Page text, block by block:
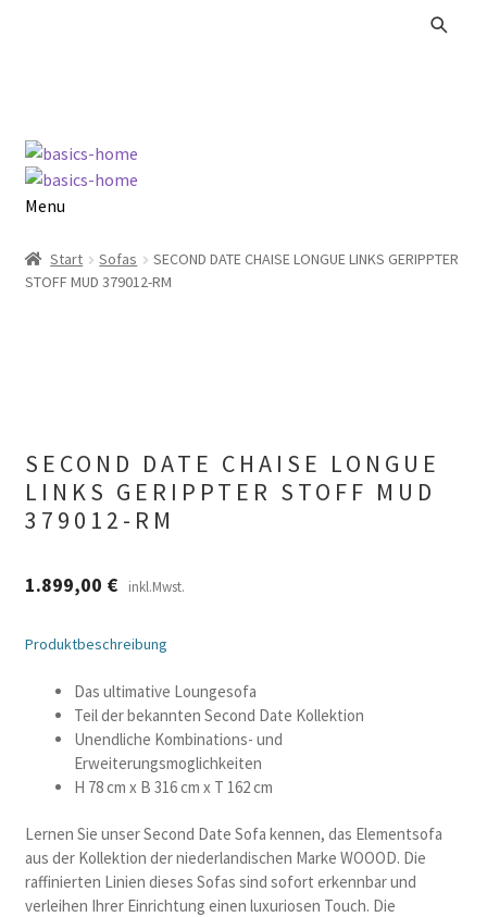
Zur
Navigation
springen
Zum
Inhalt
springen
Menu
Alle Produkte
Summer Sale
Start Sofas
SECOND DATE CHAISE LONGUE LINKS GERIPPTER
STOFF MUD 379012-RM
SECOND DATE CHAISE LONGUE
LINKS GERIPPTER STOFF MUD
379012-RM
1.899,00 € inkl.Mwst.
Produktbeschreibung
Das ultimative Loungesofa
Teil der bekannten Second Date Kollektion
Unendliche Kombinations- und
Erweiterungsmoglichkeiten
H 78 cm x B 316 cm x T 162 cm
Lernen Sie unser Second Date Sofa kennen, das Elementsofa
aus der Kollektion der niederlandischen Marke WOOOD. Die
raffinierten Linien dieses Sofas sind sofort erkennbar und
verleihen Ihrer Einrichtung einen luxuriosen Touch. Die